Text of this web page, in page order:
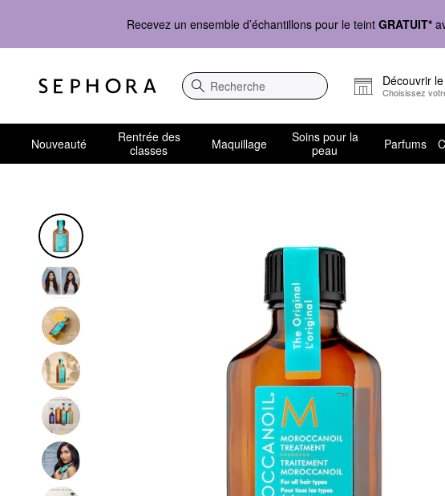
Recevez un ensemble d’échantillons pour le teint GRATUIT*
Recherche
Découvrir
Choisissez
Nouveauté
Rentrée des
classes
Maquillage
Soins pour la
peau
Parfums